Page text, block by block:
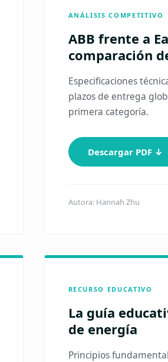
ANÁLISIS COMPETITIVO
ABB frente a
comparación
Especificaciones
plazos de entrega
primera categoría.
Descargar PDF ↓
Autora: Hannah Zhu
RECURSO EDUCATIVO
La guía
de energía
Principios